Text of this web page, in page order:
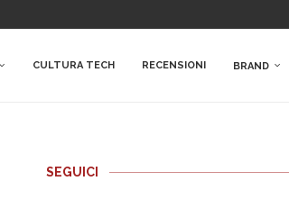
CULTURA TECH RECENSIONI BRAND
SEGUICI